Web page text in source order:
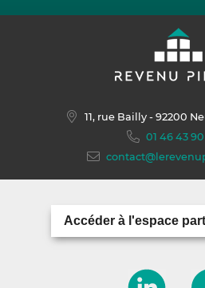
11, rue Bailly- 92200
01 46 43 90
Accéder à l'espace